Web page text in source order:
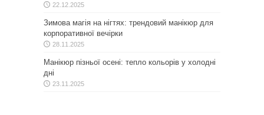
22.12.2025
Зимова магія на нігтях: трендовий манікюр для
корпоративної вечірки
28.11.2025
Манікюр пізньої осені: тепло кольорів у холодні
дні
23.11.2025